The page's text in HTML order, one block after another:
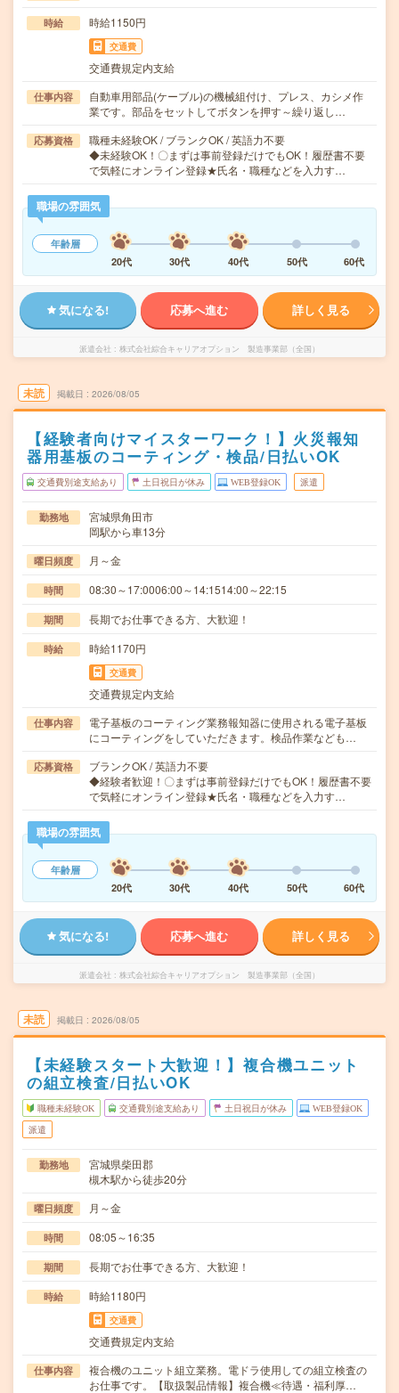
時給 時給1150円
交通費
交通費規定内支給
仕事内容
自動車用部品(ケーブル)の機械組付け、プレス、カシメ作
業です。部品をセットしてボタンを押す～繰り返し…
応募資格
職種未経験OK / ブランクOK / 英語力不要
◆未経験OK！〇まずは事前登録だけでもOK！履歴書不要
で気軽にオンライン登録★氏名・職種などを入力す…
職場の雰囲気
年齢層
20代
30代 40代 50代 60代
気になる! 応募へ進む 詳しく見る
派遣会社 株式会社綜合キャリアオプション 製造事業部（全国）
未読 掲載日 2026/08/05
【経験者向けマイスターワーク！】火災報知
器用基板のコーティング・検品/日払いOK
交通費別途支給あり 土日祝日が休み WEB登録OK 派遣
勤務地
宮城県角田市
岡駅から車13分
曜日頻度 月～金
時間 08:30～17:0006:00～14:1514:00～22:15
期間 長期でお仕事できる方、大歓迎！
時給 時給1170円
交通費
交通費規定内支給
仕事内容
電子基板のコーティング業務報知器に使用される電子基板
にコーティングをしていただきます。検品作業なども…
応募資格
ブランクOK / 英語力不要
◆経験者歓迎！〇まずは事前登録だけでもOK！履歴書不要
で気軽にオンライン登録★氏名・職種などを入力す…
職場の雰囲気
年齢層
20代
30代 40代 50代 60代
気になる! 応募へ進む 詳しく見る
派遣会社 株式会社綜合キャリアオプション 製造事業部（全国）
未読 掲載日 2026/08/05
【未経験スタート大歓迎！】複合機ユニット
の組立検査/日払いOK
職種未経験OK 交通費別途支給あり 土日祝日が休み WEB登録OK
派遣
勤務地
宮城県柴田郡
槻木駅から徒歩20分
曜日頻度 月～金
時間 08:05～16:35
期間 長期でお仕事できる方、大歓迎！
時給 時給1180円
交通費
交通費規定内支給
仕事内容
複合機のユニット組立業務。電ドラ使用しての組立検査の
お仕事です。【取扱製品情報】複合機≪待遇・福利厚…